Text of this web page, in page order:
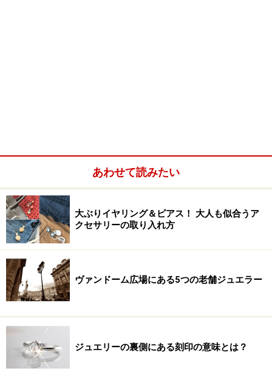
あわせて読みたい
大ぶりイヤリング＆ピアス！ 大人も似合うア
クセサリーの取り入れ方
ヴァンドーム広場にある5つの老舗ジュエラー
ジュエリーの裏側にある刻印の意味とは？